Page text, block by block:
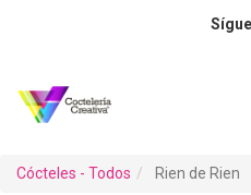
Cócteles - Todos Rien de Rien